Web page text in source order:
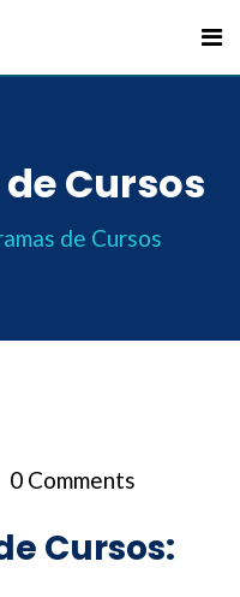
Cursos
de Cursos
0 Comments
Cursos: